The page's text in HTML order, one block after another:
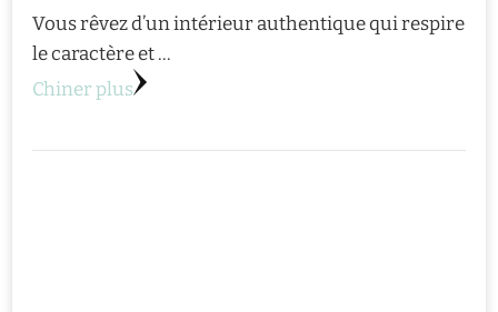
Vous rêvez d’un intérieur authentique qui respire
le caractère et …
Chiner plus